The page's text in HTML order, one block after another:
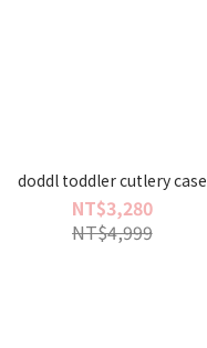
doddl toddler cutlery case
NT$3,280
NT$4,999